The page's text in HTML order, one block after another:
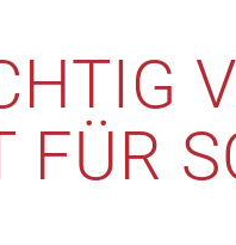
FÜR